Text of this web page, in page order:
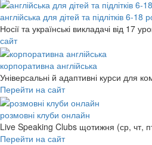
англійська для дітей та підлітків 6-18
Носії та українські викладачі від 17
сайт
корпоративна англійська
Універсальні й адаптивні курси для
Перейти на сайт
розмовні клуби онлайн
Live Speaking Clubs щотижня (ср, чт,
Перейти на сайт